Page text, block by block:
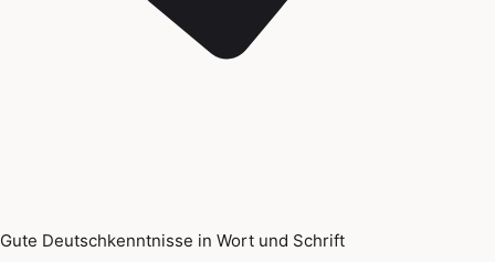
Gute Deutschkenntnisse in Wort und Schrift